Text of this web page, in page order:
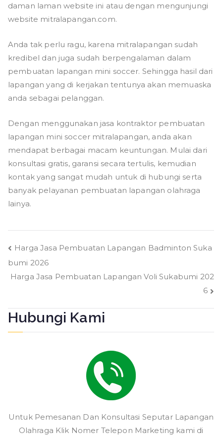
daman laman website ini atau dengan mengunjungi
website mitralapangan.com.
Anda tak perlu ragu, karena mitralapangan sudah
kredibel dan juga sudah berpengalaman dalam
pembuatan lapangan mini soccer. Sehingga hasil dari
lapangan yang di kerjakan tentunya akan memuaska
anda sebagai pelanggan.
Dengan menggunakan jasa kontraktor pembuatan
lapangan mini soccer mitralapangan, anda akan
mendapat berbagai macam keuntungan. Mulai dari
konsultasi gratis, garansi secara tertulis, kemudian
kontak yang sangat mudah untuk di hubungi serta
banyak pelayanan pembuatan lapangan olahraga
lainya.
Navigasi
pos
Harga Jasa Pembuatan Lapangan Badminton Suka
bumi 2026
Harga Jasa Pembuatan Lapangan Voli Sukabumi 202
6
Hubungi Kami
Untuk Pemesanan Dan Konsultasi Seputar Lapangan
Olahraga Klik Nomer Telepon Marketing kami di